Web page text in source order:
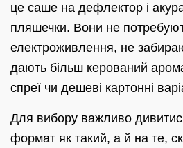
це саше на дефлектор і
пляшечки. Вони не
електроживлення, не
дають більш керований
спреї чи дешеві картонні
Для вибору важливо
формат як такий, а й на те,